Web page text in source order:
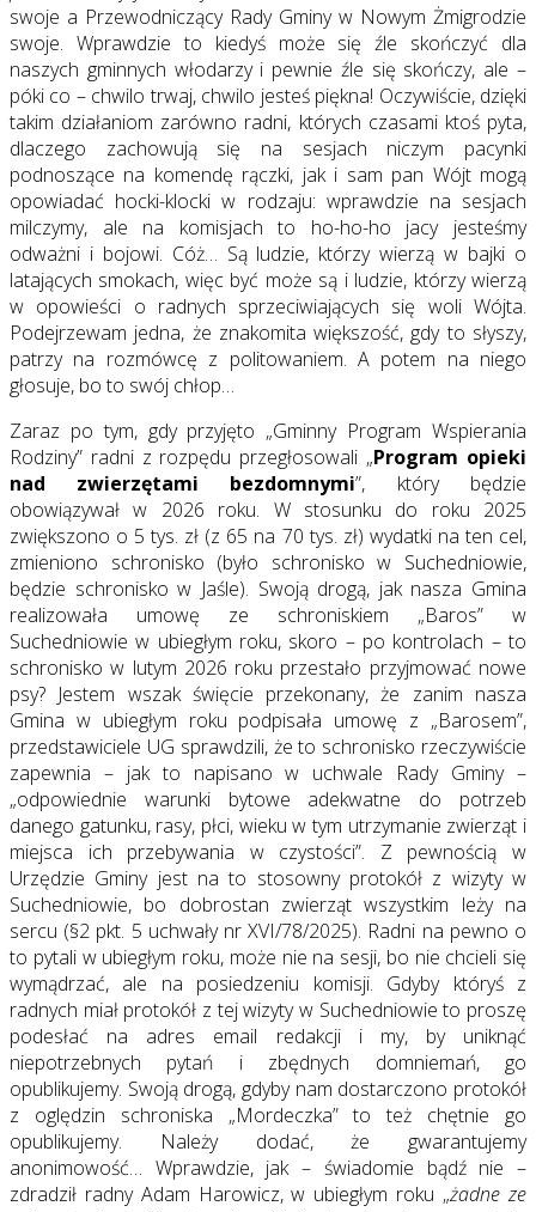
swoje a Przewodniczący Rady Gminy w Nowym Żmigrodzie
swoje. Wprawdzie to kiedyś może się źle skończyć dla
naszych gminnych włodarzy i pewnie źle się skończy, ale –
póki co – chwilo trwaj, chwilo jesteś piękna! Oczywiście, dzięki
takim działaniom zarówno radni, których czasami ktoś pyta,
dlaczego zachowują się na sesjach niczym pacynki
podnoszące na komendę rączki, jak i sam pan Wójt mogą
opowiadać hocki-klocki w rodzaju: wprawdzie na sesjach
milczymy, ale na komisjach to ho-ho-ho jacy jesteśmy
odważni i bojowi. Cóż… Są ludzie, którzy wierzą w bajki o
latających smokach, więc być może są i ludzie, którzy wierzą
w opowieści o radnych sprzeciwiających się woli Wójta.
Podejrzewam jedna, że znakomita większość, gdy to słyszy,
patrzy na rozmówcę z politowaniem. A potem na niego
głosuje, bo to swój chłop…
Zaraz po tym, gdy przyjęto „Gminny Program Wspierania
Rodziny” radni z rozpędu przegłosowali „Program opieki
nad zwierzętami bezdomnymi”, który będzie
obowiązywał w 2026 roku. W stosunku do roku 2025
zwiększono o 5 tys. zł (z 65 na 70 tys. zł) wydatki na ten cel,
zmieniono schronisko (było schronisko w Suchedniowie,
będzie schronisko w Jaśle). Swoją drogą, jak nasza Gmina
realizowała umowę ze schroniskiem „Baros” w
Suchedniowie w ubiegłym roku, skoro – po kontrolach – to
schronisko w lutym 2026 roku przestało przyjmować nowe
psy? Jestem wszak święcie przekonany, że zanim nasza
Gmina w ubiegłym roku podpisała umowę z „Barosem”,
przedstawiciele UG sprawdzili, że to schronisko rzeczywiście
zapewnia – jak to napisano w uchwale Rady Gminy –
„odpowiednie warunki bytowe adekwatne do potrzeb
danego gatunku, rasy, płci, wieku w tym utrzymanie zwierząt i
miejsca ich przebywania w czystości”. Z pewnością w
Urzędzie Gminy jest na to stosowny protokół z wizyty w
Suchedniowie, bo dobrostan zwierząt wszystkim leży na
sercu (§2 pkt. 5 uchwały nr XVI/78/2025). Radni na pewno o
to pytali w ubiegłym roku, może nie na sesji, bo nie chcieli się
wymądrzać, ale na posiedzeniu komisji. Gdyby któryś z
radnych miał protokół z tej wizyty w Suchedniowie to proszę
podesłać na adres email redakcji i my, by uniknąć
niepotrzebnych pytań i zbędnych domniemań, go
opublikujemy. Swoją drogą, gdyby nam dostarczono protokół
z oględzin schroniska „Mordeczka” to też chętnie go
opublikujemy. Należy dodać, że gwarantujemy
anonimowość… Wprawdzie, jak – świadomie bądź nie –
zdradził radny Adam Harowicz, w ubiegłym roku „żadne ze